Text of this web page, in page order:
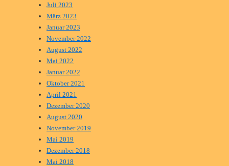
Juli 2023
März 2023
Januar 2023
November 2022
August 2022
Mai 2022
Januar 2022
Oktober 2021
April 2021
Dezember 2020
August 2020
November 2019
Mai 2019
Dezember 2018
Mai 2018